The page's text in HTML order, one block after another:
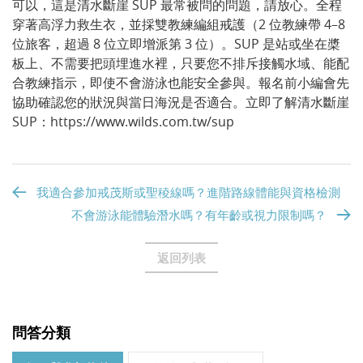
可以，這是清水斷崖 SUP 最常被問的問題，請放心。全程
穿著高浮力救生衣，並採雙教練編組戒護（2 位教練帶 4–8
位旅客，超過 8 位立即增派第 3 位）。SUP 是站或坐在槳
板上、不需要把頭埋進水裡，只要您不排斥接觸水域、能配
合教練指示，即使不會游泳也能安全參與。報名前小編會先
協助確認您的狀況與當日海況是否適合。立即了解清水斷崖
SUP： https://www.wilds.com.tw/sup
我適合參加戒茂斯或聖稜線嗎？進階路線體能與資格檢測
不會游泳能體驗潛水嗎？有年齡或視力限制嗎？
返回列表
問答分類